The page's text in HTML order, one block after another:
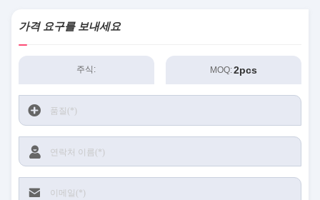
가격 요구를 보내세요
주식: MOQ:2pcs